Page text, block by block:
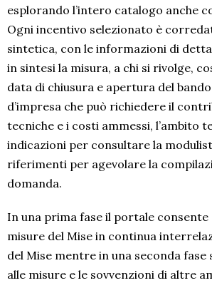
esplorando l’intero catalogo anche
Ogni incentivo selezionato è
sintetica, con le informazioni di
in sintesi la misura, a chi si rivolge,
data di chiusura e apertura del
d’impresa che può richiedere il
tecniche e i costi ammessi, l’ambito
indicazioni per consultare la
riferimenti per agevolare la
domanda.
In una prima fase il portale
misure del Mise in continua
del Mise mentre in una seconda
alle misure e le sovvenzioni di altre